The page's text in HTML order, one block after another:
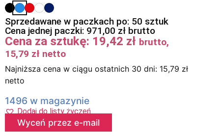
Sprzedawane w paczkach po: 50 sztuk
Cena jednej paczki: 971,00 zł brutto
Cena za sztukę: 19,42 zł brutto,
15,79 zł netto
Najniższa cena w ciągu ostatnich 30 dni: 15,79 zł
netto
1496 w magazynie
Dodaj do listy życzeń
Wyceń przez e-mail